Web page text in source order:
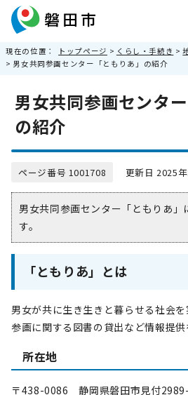
現在の位置： トップページ > くらし・手続き >
> 男女共同参画センター「ともりあ」の紹介
男女共同参画センター
の紹介
ページ番号 1001708 更新日 2025年
男女共同参画センター「ともりあ」
す。
「ともりあ」とは
男女が共に生き生きと暮らせる社会
参画に関する図書の貸出など情報提供
所在地
〒438-0086 静岡県磐田市見付